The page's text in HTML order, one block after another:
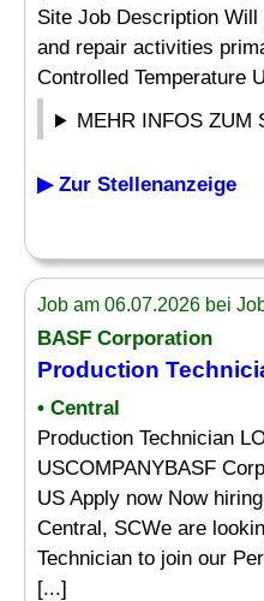
Site Job Description
and repair activities
Controlled Temperature
MEHR INFOS ZUM
▶ Zur Stellenanzeige
Job am 06.07.2026 bei
BASF Corporation
Production
• Central
Production Technician
USCOMPANYBASF
US Apply now Now
Central, SCWe are
Technician to join our
[...]